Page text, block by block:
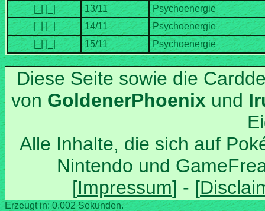
Diese Seite sowie die
von
und
Alle Inhalte, die sich auf
Nintendo und
Erzeugt in: 0.002 Sekunden.